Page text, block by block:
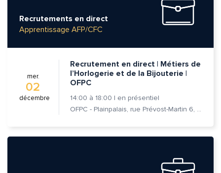
Recrutements en direct
Apprentissage AFP/CFC
mer.
02
décembre
Recrutement en direct | Métiers de
l’Horlogerie et de la Bijouterie |
OFPC
14:00 à 18:00 | en présentiel
OFPC - Plainpalais, rue Prévost-Martin 6, 1205 Genève